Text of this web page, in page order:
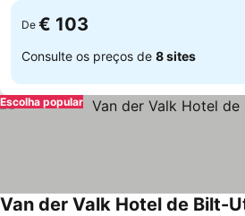
De € 103
Consulte os preços de 8 sites
Escolha popular
Van der Valk Hotel de Bilt-